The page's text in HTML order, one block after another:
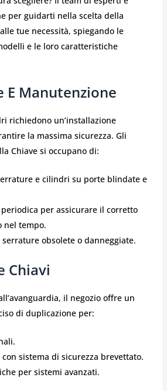
per guidarti nella scelta della
tue necessità, spiegando le
e le loro caratteristiche
E Manutenzione
richiedono un’installazione
la massima sicurezza. Gli
Chiave si occupano di:
e cilindri su porte blindate e
per assicurare il corretto
nel tempo.
obsolete o danneggiate.
Chiavi
il negozio offre un
di duplicazione per:
sistema di sicurezza brevettato.
per sistemi avanzati.